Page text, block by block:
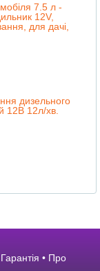
7.5 л -
12V,
для дачі,
дизельного
12В 12л/хв.
Гарантія • Про